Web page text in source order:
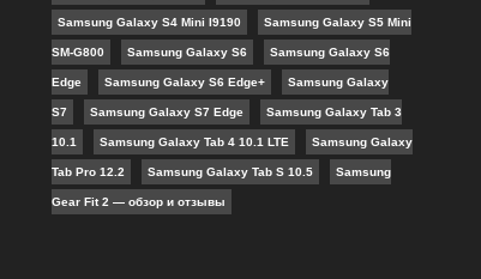
Samsung Galaxy S4 Mini I9190 Samsung Galaxy S5 Mini
SM-G800 Samsung Galaxy S6 Samsung Galaxy S6
Edge Samsung Galaxy S6 Edge+ Samsung Galaxy
S7 Samsung Galaxy S7 Edge Samsung Galaxy Tab 3
10.1 Samsung Galaxy Tab 4 10.1 LTE Samsung Galaxy
Tab Pro 12.2 Samsung Galaxy Tab S 10.5 Samsung
Gear Fit 2 — обзор и отзывы